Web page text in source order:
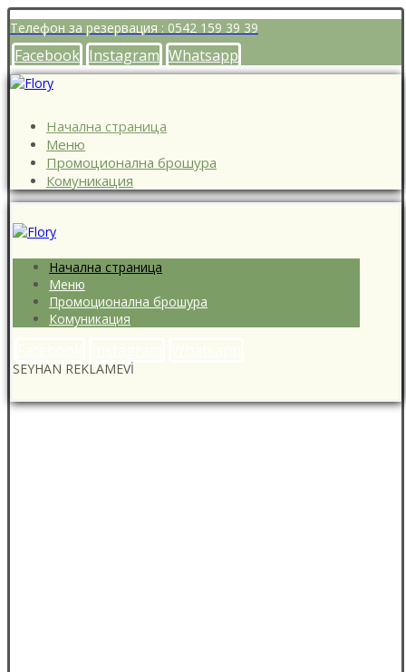
Телефон за резервация : 0542 159 39 39
Facebook Instagram Whatsapp
Начална страница
Меню
Промоционална брошура
Комуникация
Начална страница
Меню
Промоционална брошура
Комуникация
SEYHAN REKLAMEVİ